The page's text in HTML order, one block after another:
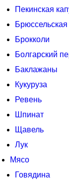
Пекинская
Брюссельская
Брокколи
Болгарский
Баклажаны
Кукуруза
Ревень
Шпинат
Щавель
Лук
Мясо
Говядина